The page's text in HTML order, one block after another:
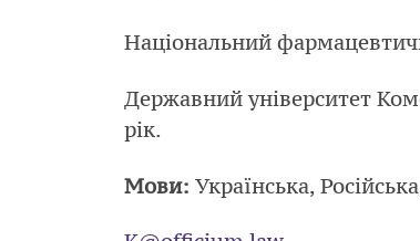
Національний
Державний університет
рік.
Мови: Українська,